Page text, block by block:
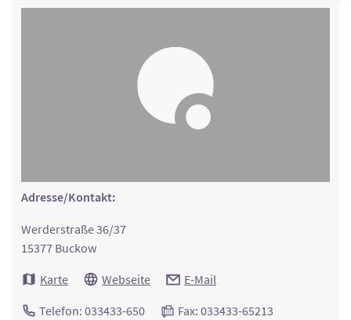
Adresse/Kontakt:
Werderstraße 36/37
15377 Buckow
Karte
Webseite E-Mail
Telefon: 033433-650 Fax: 033433-65213